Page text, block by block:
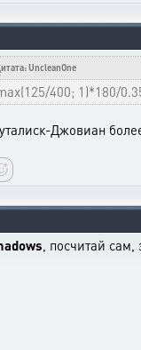
UncleanOne
400; 1)*180/
Джовиан
, посчитай сам,